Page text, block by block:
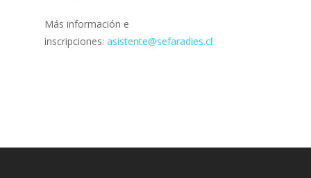
Más información e
inscripciones: asistente@sefaradies.cl